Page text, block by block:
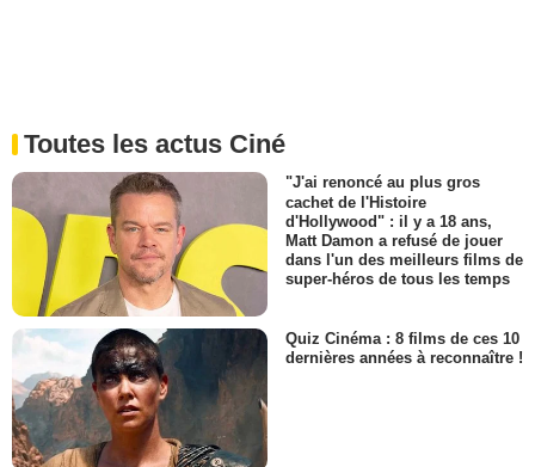
Toutes les actus Ciné
"J'ai renoncé au plus gros
cachet de l'Histoire
d'Hollywood" : il y a 18 ans,
Matt Damon a refusé de jouer
dans l'un des meilleurs films de
super-héros de tous les temps
Quiz Cinéma : 8 films de ces 10
dernières années à reconnaître !